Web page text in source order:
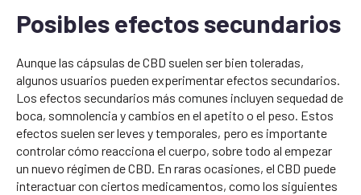
Posibles efectos secundarios
Aunque las cápsulas de CBD suelen ser bien toleradas,
algunos usuarios pueden experimentar efectos secundarios.
Los efectos secundarios más comunes incluyen sequedad de
boca, somnolencia y cambios en el apetito o el peso. Estos
efectos suelen ser leves y temporales, pero es importante
controlar cómo reacciona el cuerpo, sobre todo al empezar
un nuevo régimen de CBD. En raras ocasiones, el CBD puede
interactuar con ciertos medicamentos, como los siguientes